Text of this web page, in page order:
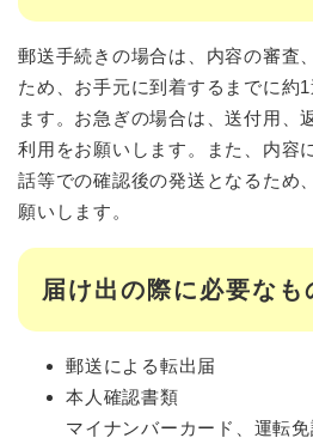
郵送手続きの場合は、内容の審査
ため、お手元に到着するまでに約
ます。お急ぎの場合は、送付用、
利用をお願いします。また、内容
話等での確認後の発送となるため
願いします。
届け出の際に必要なも
郵送による転出届
本人確認書類
マイナンバーカード、運転